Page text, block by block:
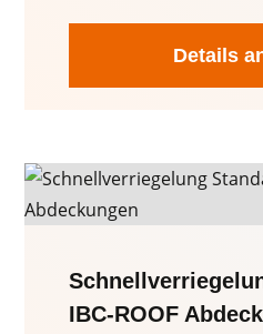
Details
IBC-ROOF